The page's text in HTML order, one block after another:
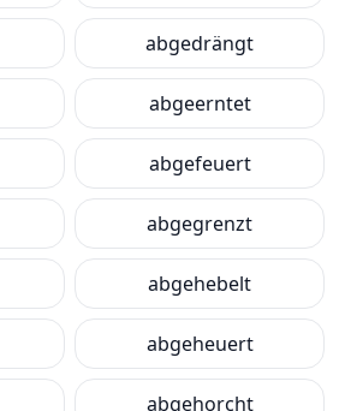
abgedrängt
abgeerntet
abgefeuert
abgegrenzt
abgehebelt
abgeheuert
abgehorcht